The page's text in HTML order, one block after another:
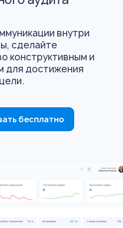
внутри
сделайте
конструктивным и
для достижения
цели.
бесплатно